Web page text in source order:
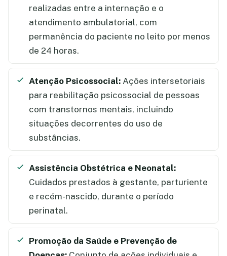
realizadas entre a internação e o
atendimento ambulatorial, com
permanência do paciente no leito por menos
de 24 horas.
Atenção Psicossocial: Ações intersetoriais
para reabilitação psicossocial de pessoas
com transtornos mentais, incluindo
situações decorrentes do uso de
substâncias.
Assistência Obstétrica e Neonatal:
Cuidados prestados à gestante, parturiente
e recém-nascido, durante o período
perinatal.
Promoção da Saúde e Prevenção de